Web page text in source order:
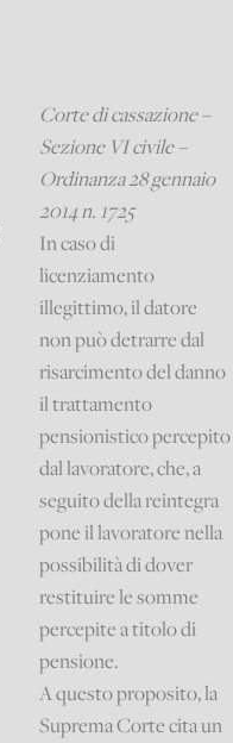
Corte di cassazione –
Sezione VI civile –
Ordinanza 28 gennaio
2014 n. 1725
In caso di
licenziamento
illegittimo, il datore
non può detrarre dal
risarcimento del danno
il trattamento
pensionistico percepito
dal lavoratore, che, a
seguito della reintegra
pone il lavoratore nella
possibilità di dover
restituire le somme
percepite a titolo di
pensione.
A questo proposito, la
Suprema Corte cita un